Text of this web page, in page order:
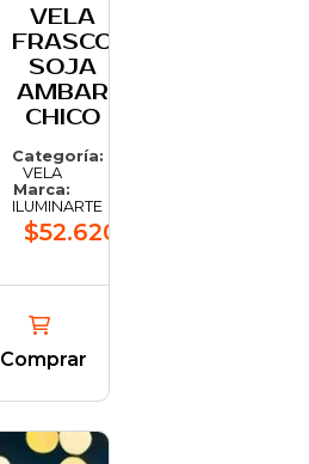
VELA
FRASCO
SOJA
AMBAR
CHICO
Categoría:
VELA
Marca:
ILUMINARTE
$52.620,33
Comprar